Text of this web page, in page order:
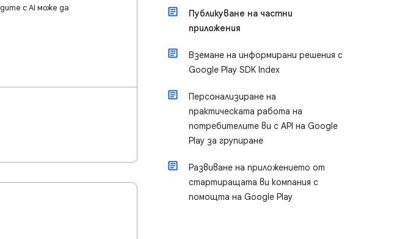
с AI може да
Публикуване на частни
приложения
Вземане на информирани решения с
Google Play SDK Index
Персонализиране на
практическата работа на
потребителите ви с API на Google
Play за групиране
Развиване на приложението от
стартиращата ви компания с
помощта на Google Play